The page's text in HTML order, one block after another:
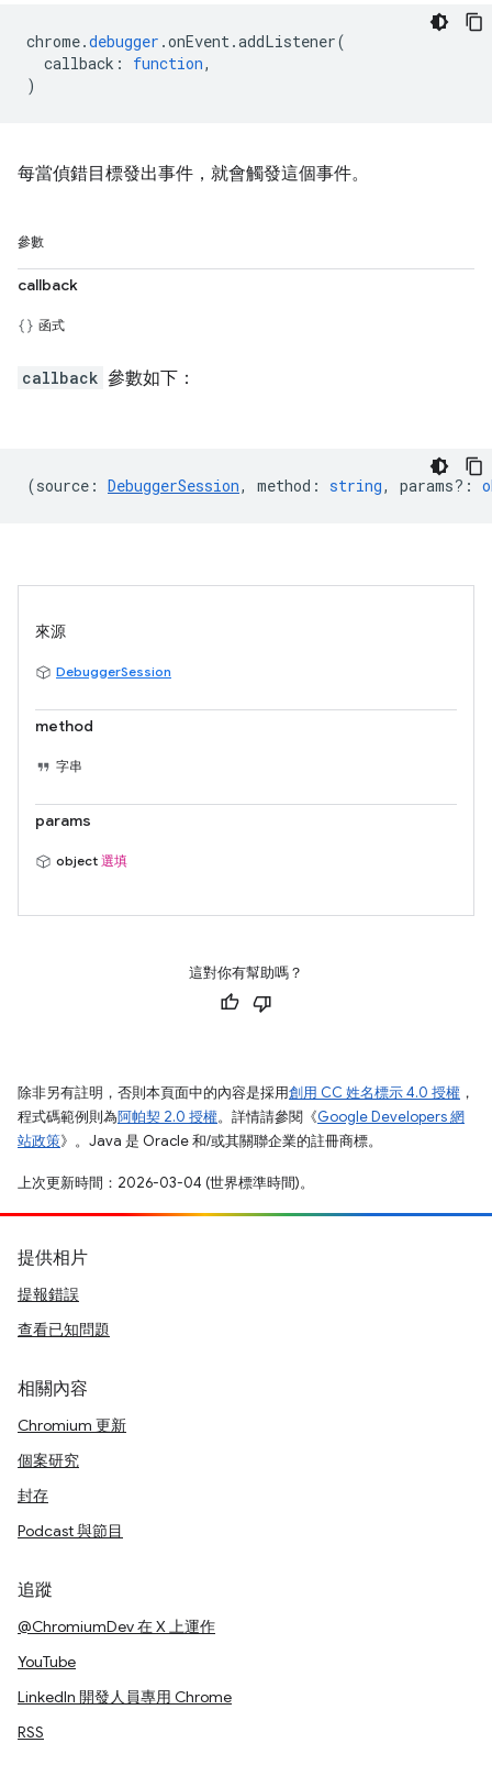
chrome.debugger .onEvent.addListener(
callback : function,
)
每當偵錯目標發出事件，就會觸發這個事件。
參數
callback
函式
callback 參數如下：
(source : DebuggerSession, method : string, params? :
來源
DebuggerSession
method
字串
params
object 選填
這對你有幫助嗎？
除非另有註明，否則本頁面中的內容是採用創用 CC 姓名標示 4.0 授權 ，
程式碼範例則為阿帕契 2.0 授權。詳情請參閱《Google Developers 網
站政策》。Java 是 Oracle 和/或其關聯企業的註冊商標。
上次更新時間：2026-03-04 (世界標準時間)。
提供相片
提報錯誤
查看已知問題
相關內容
Chromium 更新
個案研究
封存
Podcast 與節目
追蹤
@ChromiumDev 在 X 上運作
YouTube
LinkedIn 開發人員專用 Chrome
RSS